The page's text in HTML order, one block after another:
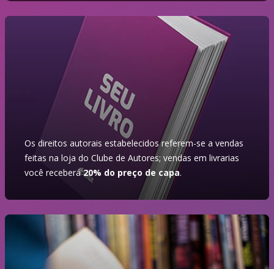
Os direitos autorais estabelecidos referem-se a vendas
feitas na loja do Clube de Autores; vendas em livrarias
você receberá20% do preço de capa.